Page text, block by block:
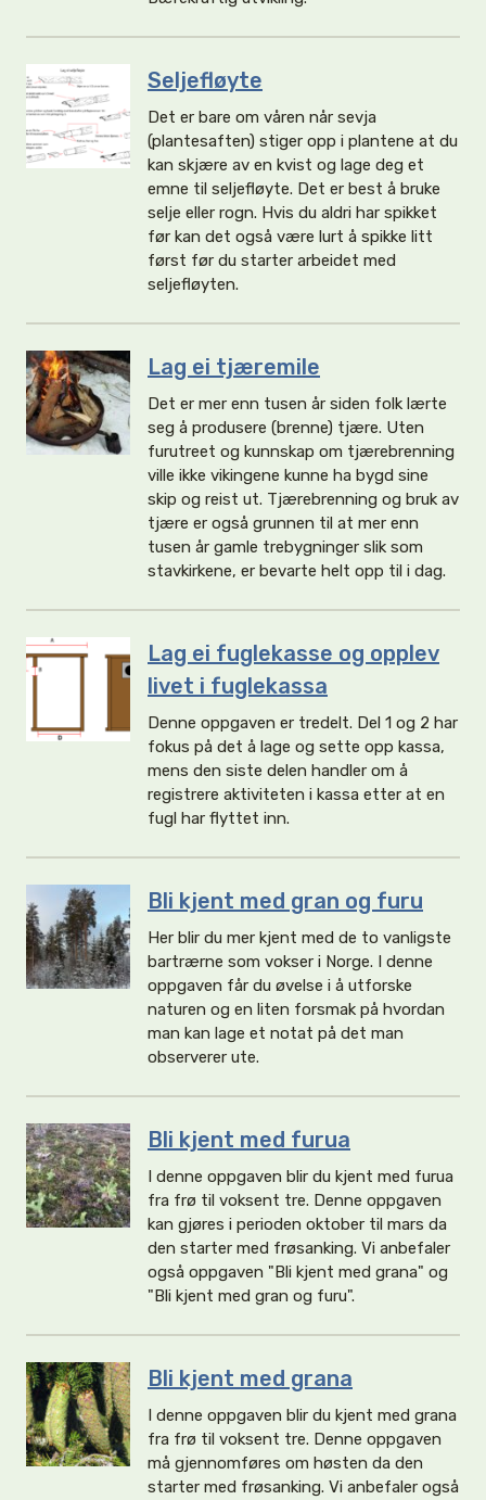
Seljefløyte
Det er bare om våren når sevja
(plantesaften) stiger opp i plantene at du
kan skjære av en kvist og lage deg et
emne til seljefløyte. Det er best å bruke
selje eller rogn. Hvis du aldri har spikket
før kan det også være lurt å spikke litt
først før du starter arbeidet med
seljefløyten.
Lag ei tjæremile
Det er mer enn tusen år siden folk lærte
seg å produsere (brenne) tjære. Uten
furutreet og kunnskap om tjærebrenning
ville ikke vikingene kunne ha bygd sine
skip og reist ut. Tjærebrenning og bruk av
tjære er også grunnen til at mer enn
tusen år gamle trebygninger slik som
stavkirkene, er bevarte helt opp til i dag.
Lag ei fuglekasse og opplev
livet i fuglekassa
Denne oppgaven er tredelt. Del 1 og 2 har
fokus på det å lage og sette opp kassa,
mens den siste delen handler om å
registrere aktiviteten i kassa etter at en
fugl har flyttet inn.
Bli kjent med gran og furu
Her blir du mer kjent med de to vanligste
bartrærne som vokser i Norge. I denne
oppgaven får du øvelse i å utforske
naturen og en liten forsmak på hvordan
man kan lage et notat på det man
observerer ute.
Bli kjent med furua
I denne oppgaven blir du kjent med furua
fra frø til voksent tre. Denne oppgaven
kan gjøres i perioden oktober til mars da
den starter med frøsanking. Vi anbefaler
også oppgaven "Bli kjent med grana" og
"Bli kjent med gran og furu".
Bli kjent med grana
I denne oppgaven blir du kjent med grana
fra frø til voksent tre. Denne oppgaven
må gjennomføres om høsten da den
starter med frøsanking. Vi anbefaler også